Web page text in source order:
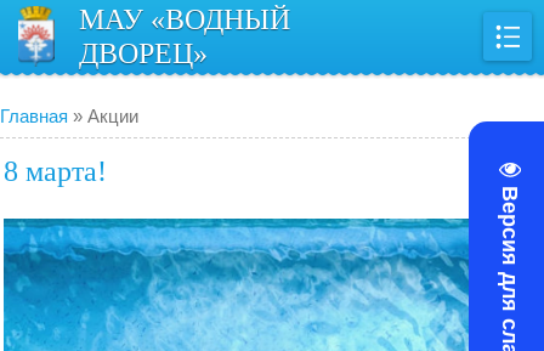
МАУ «ВОДНЫЙ
ДВОРЕЦ»
Главная » Акции
8 марта!